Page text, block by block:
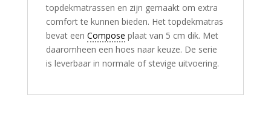
topdekmatrassen en zijn gemaakt om extra
comfort te kunnen bieden. Het topdekmatras
bevat een Compose plaat van 5 cm dik. Met
daaromheen een hoes naar keuze. De serie
is leverbaar in normale of stevige uitvoering.